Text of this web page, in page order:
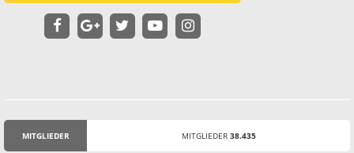
MITGLIEDER MITGLIEDER 38.435